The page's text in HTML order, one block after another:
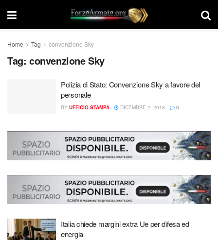
Home Tag convenzione Sky
Tag: convenzione Sky
Polizia di Stato: Convenzione Sky a favore del
personale
BY UFFICIO STAMPA DICEMBRE 2, 2018 0
Italia chiede margini extra Ue per difesa ed
energia